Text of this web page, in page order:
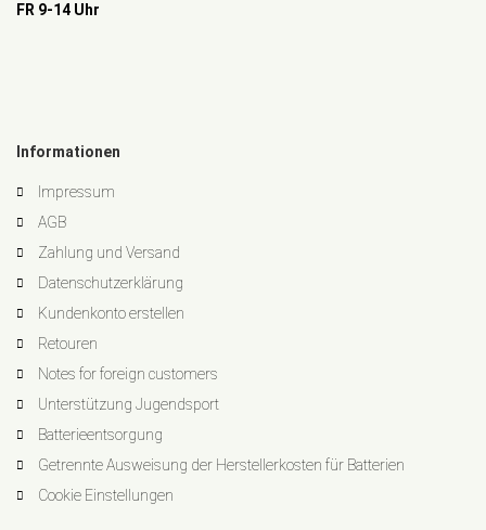
FR 9-14 Uhr
Informationen
Impressum
AGB
Zahlung und Versand
Datenschutzerklärung
Kundenkonto erstellen
Retouren
Notes for foreign customers
Unterstützung Jugendsport
Batterieentsorgung
Getrennte Ausweisung der Herstellerkosten für Batterien
Cookie Einstellungen